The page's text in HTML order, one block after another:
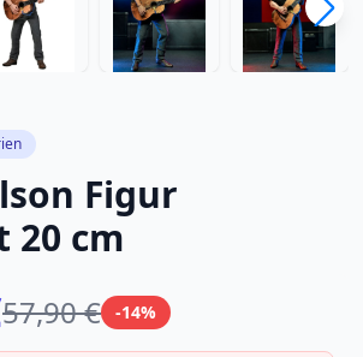
Figur
20 cm
57,90 € -14%